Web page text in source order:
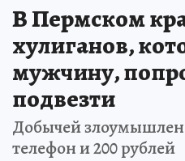
В Пермском
хулиганов,
мужчину,
подвезти
Добычей
телефон и 200 рублей